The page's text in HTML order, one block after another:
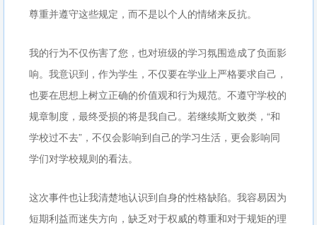
尊重并遵守这些规定，而不是以个人的情绪来反抗。
我的行为不仅伤害了您，也对班级的学习氛围造成了负面影
响。我意识到，作为学生，不仅要在学业上严格要求自己，
也要在思想上树立正确的价值观和行为规范。不遵守学校的
规章制度，最终受损的将是我自己。若继续斯文败类，“和
学校过不去”，不仅会影响到自己的学习生活，更会影响同
学们对学校规则的看法。
这次事件也让我清楚地认识到自身的性格缺陷。我容易因为
短期利益而迷失方向，缺乏对于权威的尊重和对于规矩的理